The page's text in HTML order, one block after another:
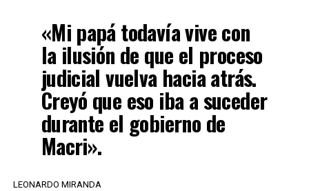
«Mi papá todavía vive con
la ilusión de que el proceso
judicial vuelva hacia atrás.
Creyó que eso iba a suceder
durante el gobierno de
Macri».
LEONARDO MIRANDA